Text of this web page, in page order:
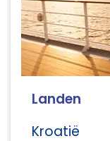
Landen
Kroatië